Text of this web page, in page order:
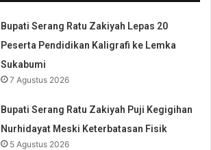
Bupati Serang Ratu Zakiyah Lepas 20
Peserta Pendidikan Kaligrafi ke Lemka
Sukabumi
7 Agustus 2026
Bupati Serang Ratu Zakiyah Puji Kegigihan
Nurhidayat Meski Keterbatasan Fisik
5 Agustus 2026